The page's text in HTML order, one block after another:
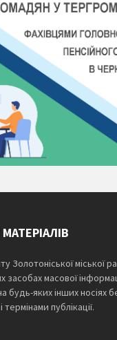
Золотоніської міської
засобах масової
будь-яких інших носіях
публікації.